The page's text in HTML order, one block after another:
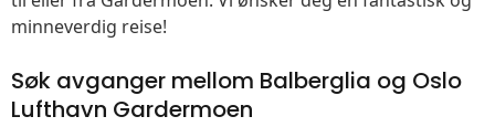
minneverdig reise!
Søk avganger mellom Balberglia og Oslo
Lufthavn Gardermoen